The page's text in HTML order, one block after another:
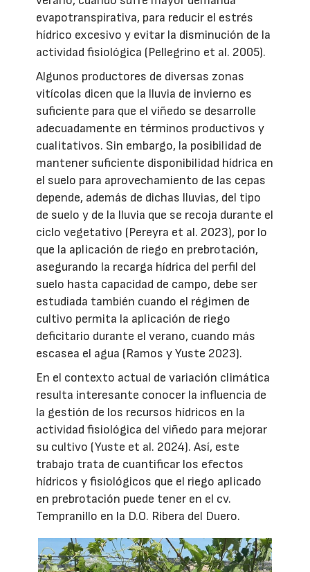
evapotranspirativa, para reducir el estrés
hídrico excesivo y evitar la disminución de la
actividad fisiológica (Pellegrino et al. 2005).
Algunos productores de diversas zonas
vitícolas dicen que la lluvia de invierno es
suficiente para que el viñedo se desarrolle
adecuadamente en términos productivos y
cualitativos. Sin embargo, la posibilidad de
mantener suficiente disponibilidad hídrica en
el suelo para aprovechamiento de las cepas
depende, además de dichas lluvias, del tipo
de suelo y de la lluvia que se recoja durante el
ciclo vegetativo (Pereyra et al. 2023), por lo
que la aplicación de riego en prebrotación,
asegurando la recarga hídrica del perfil del
suelo hasta capacidad de campo, debe ser
estudiada también cuando el régimen de
cultivo permita la aplicación de riego
deficitario durante el verano, cuando más
escasea el agua (Ramos y Yuste 2023).
En el contexto actual de variación climática
resulta interesante conocer la influencia de
la gestión de los recursos hídricos en la
actividad fisiológica del viñedo para mejorar
su cultivo (Yuste et al. 2024). Así, este
trabajo trata de cuantificar los efectos
hídricos y fisiológicos que el riego aplicado
en prebrotación puede tener en el cv.
Tempranillo en la D.O. Ribera del Duero.